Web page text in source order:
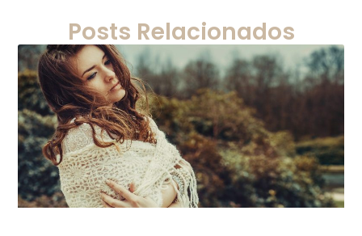
Posts Relacionados